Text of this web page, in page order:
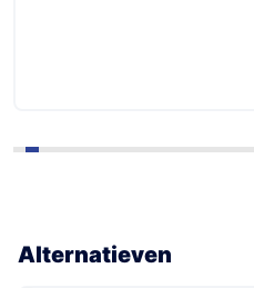
Alternatieven